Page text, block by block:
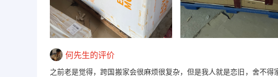
何先生的评价
之前老是觉得，跨国搬家会很麻烦很复杂，但是我人就是恋旧，舍不